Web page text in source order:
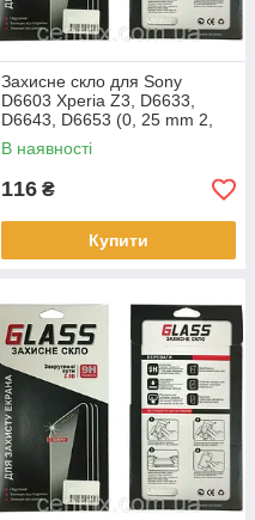
Захисне скло для Sony
D6603 Xperia Z3, D6633,
D6643, D6653 (0, 25 mm 2,
5D)
В наявності
116 ₴
Купити